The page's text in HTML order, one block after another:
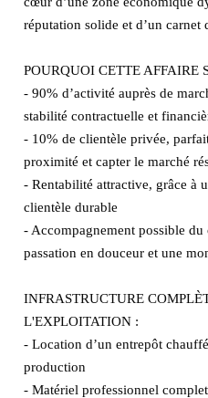
réputation solide et d’un carnet
POURQUOI CETTE AFFAIRE
- 90% d’activité auprès de
stabilité contractuelle et
- 10% de clientèle privée,
proximité et capter le marché
- Rentabilité attractive, grâce à
clientèle durable
- Accompagnement possible du
passation en douceur et une
INFRASTRUCTURE
L'EXPLOITATION :
- Location d’un entrepôt
production
- Matériel professionnel